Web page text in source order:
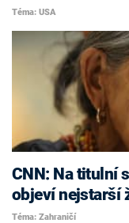
Téma: USA
CNN: Na titulní
objeví nejstarší
Téma: Zahraničí